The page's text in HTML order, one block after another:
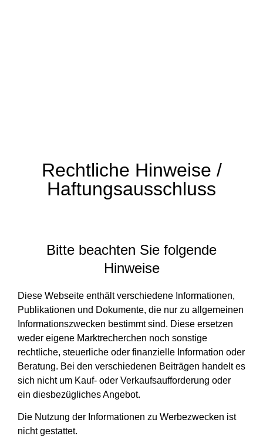
Rechtliche Hinweise /
Haftungsausschluss
Bitte beachten Sie folgende
Hinweise
Diese Webseite enthält verschiedene Informationen,
Publikationen und Dokumente, die nur zu allgemeinen
Informationszwecken bestimmt sind. Diese ersetzen
weder eigene Marktrecherchen noch sonstige
rechtliche, steuerliche oder finanzielle Information oder
Beratung. Bei den verschiedenen Beiträgen handelt es
sich nicht um Kauf- oder Verkaufsaufforderung oder
ein diesbezügliches Angebot.
Die Nutzung der Informationen zu Werbezwecken ist
nicht gestattet.